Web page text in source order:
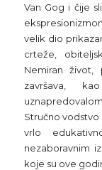
Van Gog i čije
velik dio
crteže,
Nemiran život,
završava,
Stručno
vrlo
nezaboravnim
koje su ove